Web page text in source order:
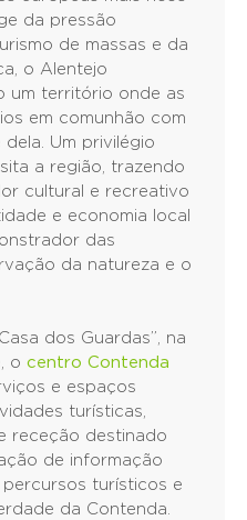
da pressão
de massas e da
o Alentejo
um território onde as
em comunhão com
Um privilégio
a região, trazendo
cultural e recreativo
e economia local
das
da natureza e o
dos Guardas”, na
o centro Contenda
e espaços
turísticas,
receção destinado
de informação
turísticos e
da Contenda.